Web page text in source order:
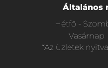
Általános
Hétfő -
Vasárnap
*Az üzletek